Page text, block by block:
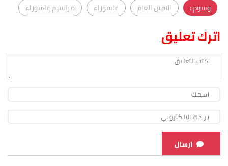
وسوم :
الامين العام عاشوراء مراسيم عاشوراء
اترك تعليق
ارسال